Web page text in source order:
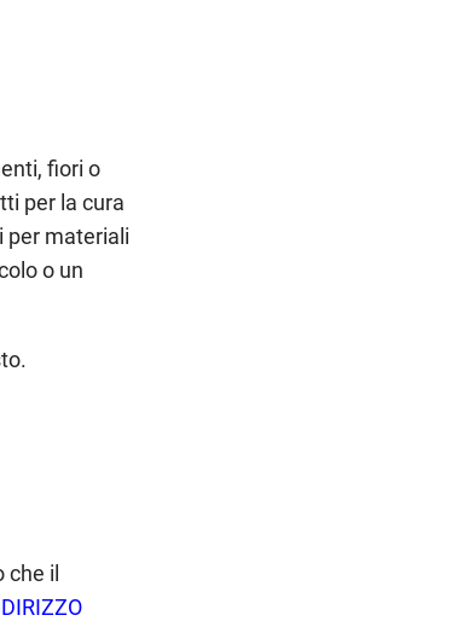
fiori o
per la cura
per materiali
o un
che il